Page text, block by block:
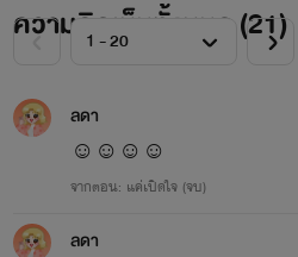
ความคิดเห็นทั้งหมด (21)
ลดา
☺️☺️☺️☺️
จากตอน: แค่เปิดใจ (จบ)
ลดา